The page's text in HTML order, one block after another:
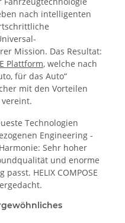
nach intelligenten
Mission. Das Resultat:
Plattform, welche nach
für das Auto“
mit den Vorteilen
Technologien
Engineering -
Sehr hoher
und enorme
HELIX COMPOSE